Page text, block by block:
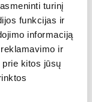
turinį
funkcijas ir
informaciją
ir
kitos jūsų